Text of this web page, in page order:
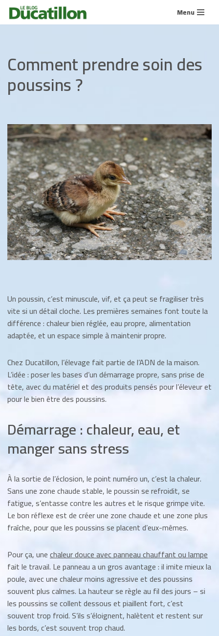
Aller
Menu
Comment prendre soin des
poussins ?
Un poussin, c’est minuscule, vif, et ça peut se fragiliser très
vite si un détail cloche. Les premières semaines font toute la
différence : chaleur bien réglée, eau propre, alimentation
adaptée, et un espace simple à maintenir propre.
Chez Ducatillon, l’élevage fait partie de l’ADN de la maison.
L’idée : poser les bases d’un démarrage propre, sans prise de
tête, avec du matériel et des produits pensés pour l’éleveur et
pour le bien être des poussins.
Démarrage : chaleur, eau, et
manger sans stress
À la sortie de l’éclosion, le point numéro un, c’est la chaleur.
Sans une zone chaude stable, le poussin se refroidit, se
fatigue, s’entasse contre les autres et le risque grimpe vite.
Le bon réflexe est de créer une zone chaude et une zone plus
fraîche, pour que les poussins se placent d’eux-mêmes.
Pour ça, unechaleur douce avec panneau chauffant ou lampe
fait le travail. Le panneau a un gros avantage : il imite mieux la
poule, avec une chaleur moins agressive et des poussins
souvent plus calmes. La hauteur se règle au fil des jours – si
les poussins se collent dessous et piaillent fort, c’est
souvent trop froid. S’ils s’éloignent, halètent et restent sur
les bords, c’est souvent trop chaud.